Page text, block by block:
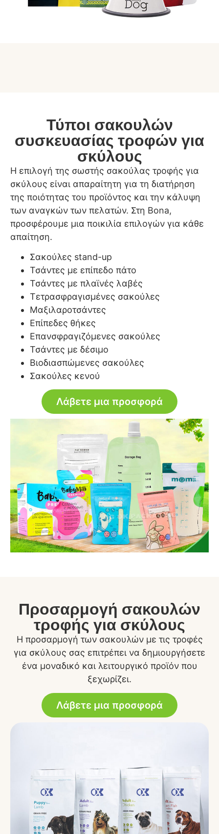
Τύποι σακουλών
συσκευασίας τροφών για
σκύλους
Η επιλογή της σωστής σακούλας τροφής για
σκύλους είναι απαραίτητη για τη διατήρηση
της ποιότητας του προϊόντος και την κάλυψη
των αναγκών των πελατών. Στη Bona,
προσφέρουμε μια ποικιλία επιλογών για κάθε
απαίτηση.
Σακούλες stand-up
Τσάντες με επίπεδο πάτο
Τσάντες με πλαϊνές λαβές
Τετρασφραγισμένες σακούλες
Μαξιλαροτσάντες
Επίπεδες θήκες
Επανσφραγιζόμενες σακούλες
Τσάντες με δέσιμο
Βιοδιασπώμενες σακούλες
Σακούλες κενού
Λάβετε μια προσφορά
Προσαρμογή σακουλών
τροφής για σκύλους
Η προσαρμογή των σακουλών με τις τροφές
για σκύλους σας επιτρέπει να δημιουργήσετε
ένα μοναδικό και λειτουργικό προϊόν που
ξεχωρίζει.
Λάβετε μια προσφορά